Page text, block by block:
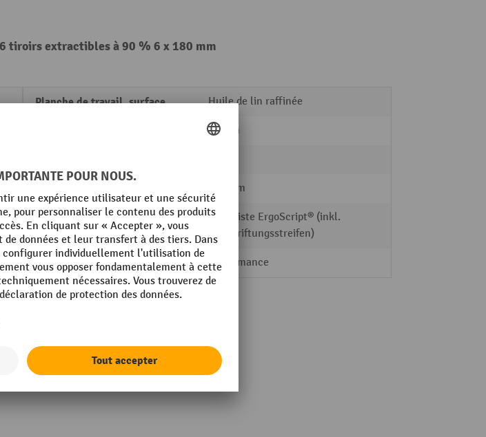
tiroirs extractibles à 90 % 6 x 180 mm
Planche de travail, surface Huile de lin raffinée
40 mm
700 mm
Propriétés techniques
Griffleiste ErgoScript® (inkl.
Beschriftungsstreifen)
Rubrique Performance